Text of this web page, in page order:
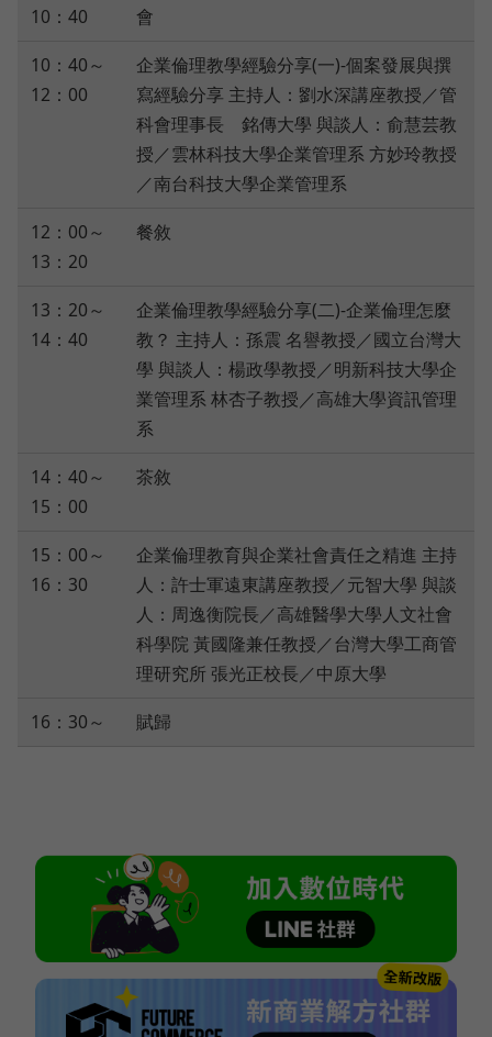
10：40
會
10：40～
12：00
企業倫理教學經驗分享(一)-個案發展與撰
寫經驗分享 主持人：劉水深講座教授／管
科會理事長 銘傳大學 與談人：俞慧芸教
授／雲林科技大學企業管理系 方妙玲教授
／南台科技大學企業管理系
12：00～
13：20
餐敘
13：20～
14：40
企業倫理教學經驗分享(二)-企業倫理怎麼
教？ 主持人：孫震 名譽教授／國立台灣大
學 與談人：楊政學教授／明新科技大學企
業管理系 林杏子教授／高雄大學資訊管理
系
14：40～
15：00
茶敘
15：00～
16：30
企業倫理教育與企業社會責任之精進 主持
人：許士軍遠東講座教授／元智大學 與談
人：周逸衡院長／高雄醫學大學人文社會
科學院 黃國隆兼任教授／台灣大學工商管
理研究所 張光正校長／中原大學
16：30～
賦歸